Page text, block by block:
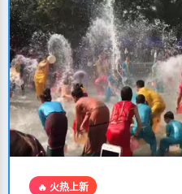
🔥 火热上新